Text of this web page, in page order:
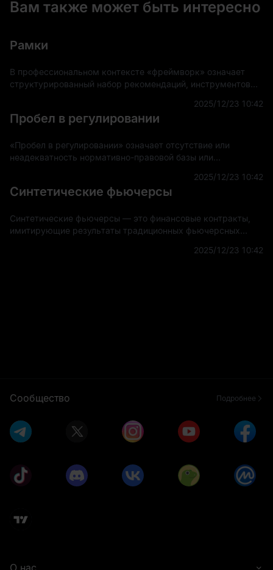
Вам также может быть интересно
Рамки
В профессиональном контексте «фреймворк» означает
структурированный набор рекомендаций, инструментов
и внедрения проектов, приложений или систем.2025/12/23 10:42
Пробел в регулировании
«Пробел в регулировании» означает отсутствие или
неадекватность нормативно-правовой базы или
развивающиеся области технологий, рынков или других
секторов.
2025/12/23 10:42
Синтетические фьючерсы
Синтетические фьючерсы — это финансовые контракты,
имитирующие результаты традиционных фьючерсных
активом. Эти деривативы создаются с использовани
2025/12/23 10:42
Сообщество Подробнее
О нас